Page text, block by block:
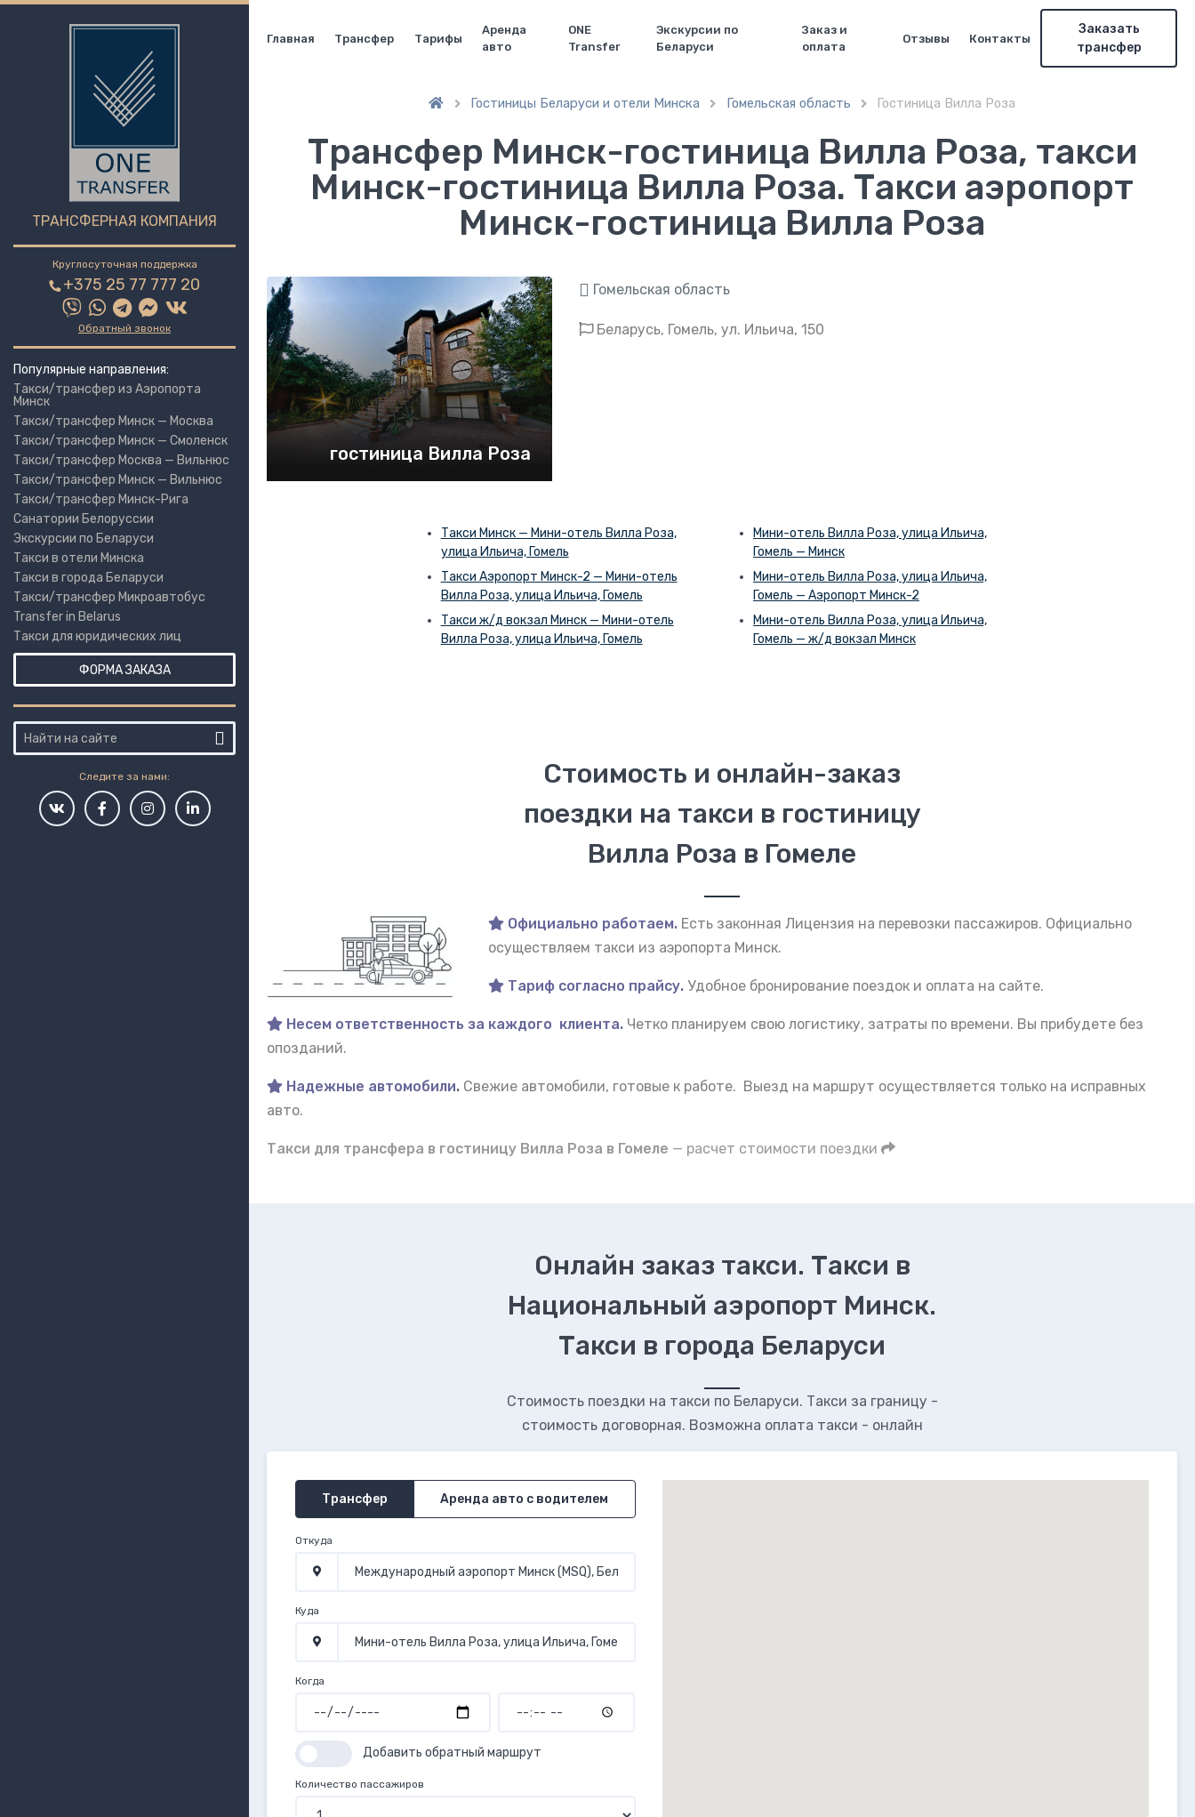
ТРАНСФЕРНАЯ КОМПАНИЯ
Круглосуточная поддержка
+375 25 77 777 20
Обратный звонок
Популярные направления:
Такси/трансфер из Аэропорта
Минск
Такси/трансфер Минск — Москва
Такси/трансфер Минск — Смоленск
Такси/трансфер Москва — Вильнюс
Такси/трансфер Минск — Вильнюс
Такси/трансфер Минск-Рига
Санатории Белоруссии
Экскурсии по Беларуси
Такси в отели Минска
Такси в города Беларуси
Такси/трансфер Микроавтобус
Transfer in Belarus
Такси для юридических лиц
ФОРМА ЗАКАЗА
Следите за нами:
Главная Трансфер Тарифы
Аренда
авто
ONE
Transfer
Экскурсии по
Беларуси
Заказ и
оплата
Отзывы Контакты
Заказать
трансфер
 Гостиницы Беларуси и отели Минска  Гомельская область  Гостиница Вилла Роза
Трансфер Минск-гостиница Вилла Роза, такси
Минск-гостиница Вилла Роза. Такси аэропорт
Минск-гостиница Вилла Роза
гостиница Вилла Роза
Гомельская область
Беларусь, Гомель, ул. Ильича, 150
Такси Минск — Мини-отель Вилла Роза,
улица Ильича, Гомель
Такси Аэропорт Минск-2 — Мини-отель
Вилла Роза, улица Ильича, Гомель
Такси ж/д вокзал Минск — Мини-отель
Вилла Роза, улица Ильича, Гомель
Мини-отель Вилла Роза, улица Ильича,
Гомель — Минск
Мини-отель Вилла Роза, улица Ильича,
Гомель — Аэропорт Минск-2
Мини-отель Вилла Роза, улица Ильича,
Гомель — ж/д вокзал Минск
Стоимость и онлайн-заказ
поездки на такси в гостиницу
Вилла Роза в Гомеле
Официально работаем. Есть законная Лицензия на перевозки пассажиров. Официально
осуществляем такси из аэропорта Минск.
Тариф согласно прайсу. Удобное бронирование поездок и оплата на сайте.
Несем ответственность за каждого клиента. Четко планируем свою логистику, затраты по времени. Вы прибудете без
опозданий.
Надежные автомобили. Свежие автомобили, готовые к работе. Выезд на маршрут осуществляется только на исправных
авто.
Такси для трансфера в гостиницу Вилла Роза в Гомеле — расчет стоимости поездки
Онлайн заказ такси. Такси в
Национальный аэропорт Минск.
Такси в города Беларуси
Стоимость поездки на такси по Беларуси. Такси за границу -
стоимость договорная. Возможна оплата такси - онлайн
Трансфер Аренда авто с водителем
Откуда
Куда
Когда
Добавить обратный маршрут
Количество пассажиров